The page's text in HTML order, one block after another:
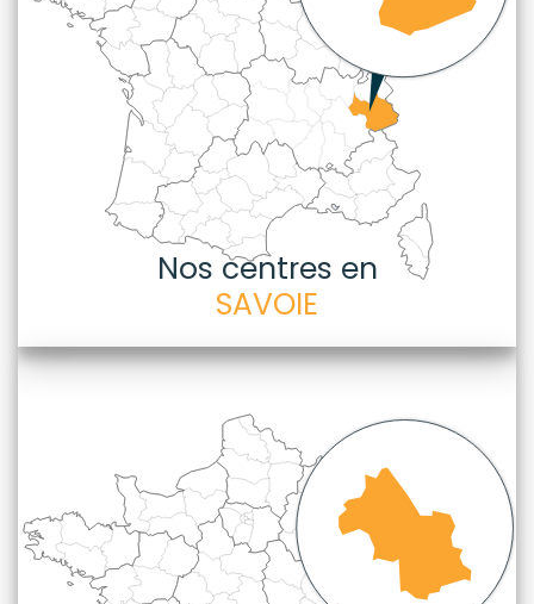
Nos centres en
SAVOIE